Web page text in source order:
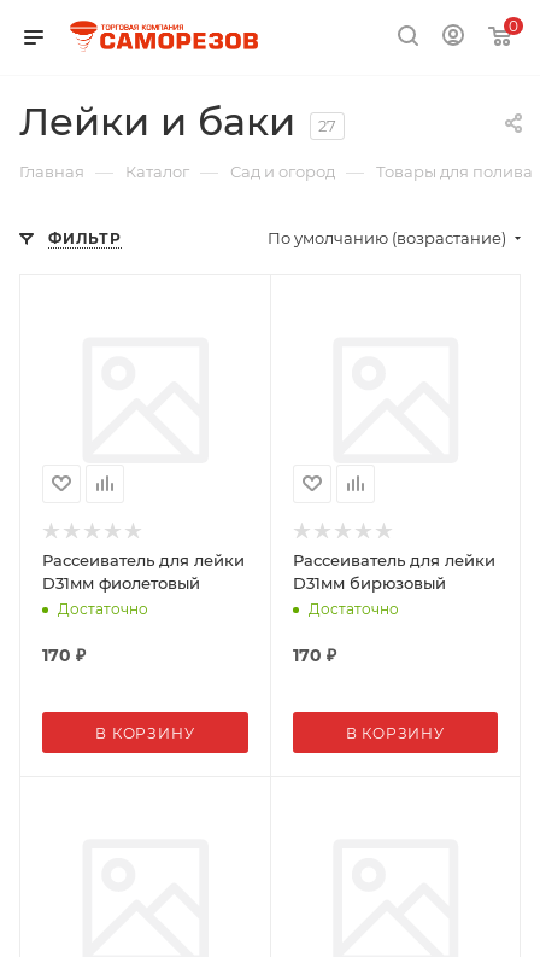
0
Лейки и баки 27
Главная — Каталог — Сад и огород — Товары для полива
ФИЛЬТР По умолчанию (возрастание)
Рассеиватель для лейки
D31мм фиолетовый
Достаточно
170 ₽
В КОРЗИНУ
Рассеиватель для лейки
D31мм бирюзовый
Достаточно
170 ₽
В КОРЗИНУ